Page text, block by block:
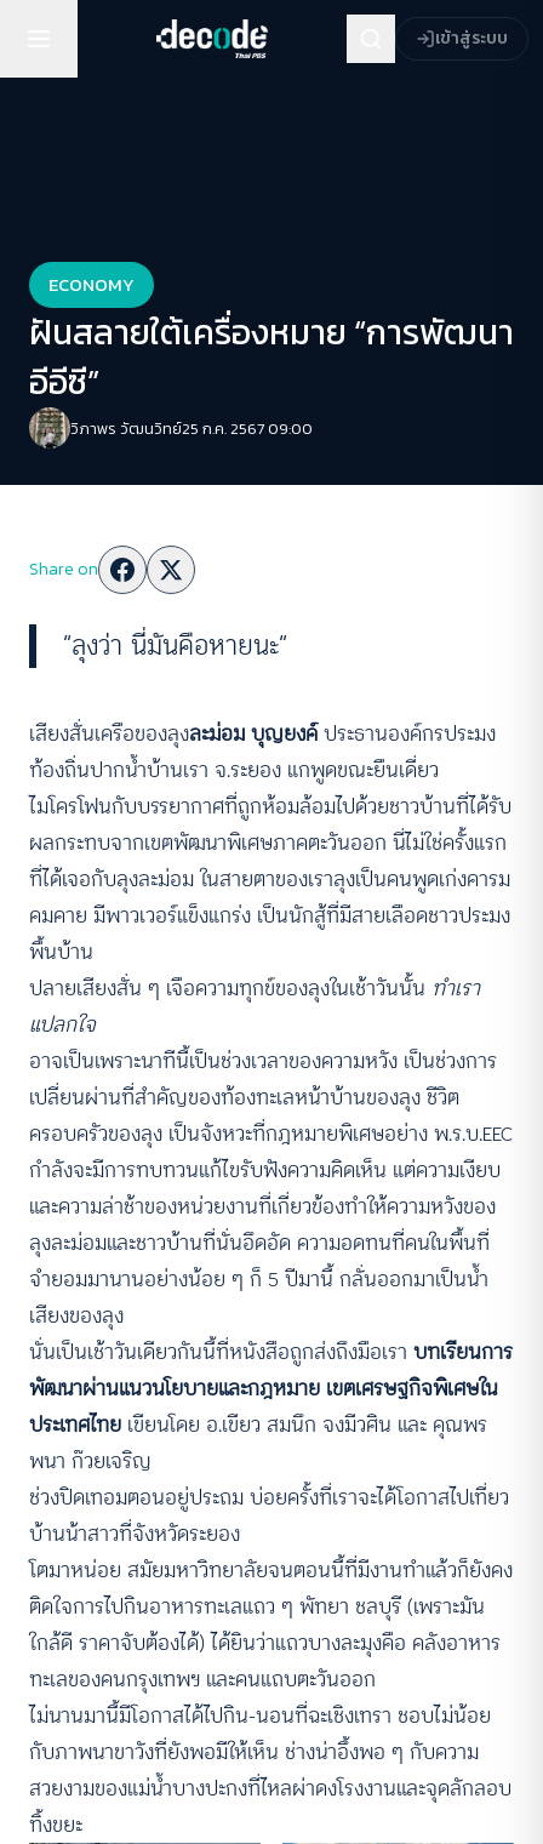
เข้าสู่ระบบ
ECONOMY
ฝันสลายใต้เครื่องหมาย “การพัฒนา
อีอีซี”
วิภาพร วัฒนวิทย์25 ก.ค. 2567 09:00
Share on
“ลุงว่า นี่มันคือหายนะ”
เสียงสั่นเครือของลุงละม่อม บุญยงค์ประธานองค์กรประมง
ท้องถิ่นปากน้ำบ้านเรา จ.ระยอง แกพูดขณะยืนเดี่ยว
ไมโครโฟนกับบรรยากาศที่ถูกห้อมล้อมไปด้วยชาวบ้านที่ได้รับ
ผลกระทบจากเขตพัฒนาพิเศษภาคตะวันออก นี่ไม่ใช่ครั้งแรก
ที่ได้เจอกับลุงละม่อม ในสายตาของเราลุงเป็นคนพูดเก่งคารม
คมคาย มีพาวเวอร์แข็งแกร่ง เป็นนักสู้ที่มีสายเลือดชาวประมง
พื้นบ้าน
ปลายเสียงสั่น ๆ เจือความทุกข์ของลุงในเช้าวันนั้น ทำเรา
แปลกใจ
อาจเป็นเพราะนาทีนี้เป็นช่วงเวลาของความหวัง เป็นช่วงการ
เปลี่ยนผ่านที่สำคัญของท้องทะเลหน้าบ้านของลุง ชีวิต
ครอบครัวของลุง เป็นจังหวะที่กฎหมายพิเศษอย่าง พ.ร.บ.EEC
กำลังจะมีการทบทวนแก้ไขรับฟังความคิดเห็น แต่ความเงียบ
และความล่าช้าของหน่วยงานที่เกี่ยวข้องทำให้ความหวังของ
ลุงละม่อมและชาวบ้านที่นั่นอึดอัด ความอดทนที่คนในพื้นที่
จำยอมมานานอย่างน้อย ๆ ก็ 5 ปีมานี้ กลั่นออกมาเป็นน้ำ
เสียงของลุง
นั่นเป็นเช้าวันเดียวกันนี้ที่หนังสือถูกส่งถึงมือเรา บทเรียนการ
พัฒนาผ่านแนวนโยบายและกฎหมาย เขตเศรษฐกิจพิเศษใน
ประเทศไทย เขียนโดย อ.เขียว สมนึก จงมีวศิน และ คุณพร
พนา ก๊วยเจริญ
ช่วงปิดเทอมตอนอยู่ประถม บ่อยครั้งที่เราจะได้โอกาสไปเที่ยว
บ้านน้าสาวที่จังหวัดระยอง
โตมาหน่อย สมัยมหาวิทยาลัยจนตอนนี้ที่มีงานทำแล้วก็ยังคง
ติดใจการไปกินอาหารทะเลแถว ๆ พัทยา ชลบุรี (เพราะมัน
ใกล้ดี ราคาจับต้องได้) ได้ยินว่าแถวบางละมุงคือ คลังอาหาร
ทะเลของคนกรุงเทพฯ และคนแถบตะวันออก
ไม่นานมานี้มีโอกาสได้ไปกิน-นอนที่ฉะเชิงเทรา ชอบไม่น้อย
กับภาพนาขาวังที่ยังพอมีให้เห็น ช่างน่าอึ้งพอ ๆ กับความ
สวยงามของแม่น้ำบางปะกงที่ไหลผ่าดงโรงงานและจุดลักลอบ
ทิ้งขยะ